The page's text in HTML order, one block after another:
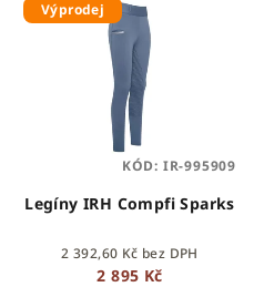
Výprodej
Legíny IRH Compfi Sparks
2 392,60 Kč bez DPH
2 895 Kč
KÓD: IR-995909